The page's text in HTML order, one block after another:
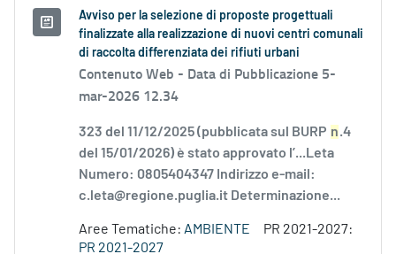
Avviso per la selezione di proposte progettuali
finalizzate alla realizzazione di nuovi centri comunali
di raccolta differenziata dei rifiuti urbani
Contenuto Web - Data di Pubblicazione 5-
mar-2026 12.34
323 del 11/12/2025 (pubblicata sul BURP n.4
del 15/01/2026) è stato approvato l’...Leta
Numero: 0805404347 Indirizzo e-mail:
c.leta@regione.puglia.it Determinazione...
Aree Tematiche: AMBIENTE
PR 2021-2027:
PR 2021-2027